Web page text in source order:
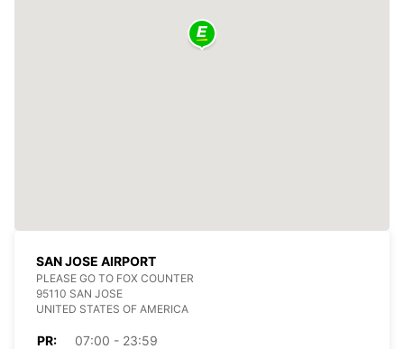
SAN JOSE AIRPORT
PLEASE GO TO FOX COUNTER
95110 SAN JOSE
UNITED STATES OF AMERICA
PR:
07:00 - 23:59